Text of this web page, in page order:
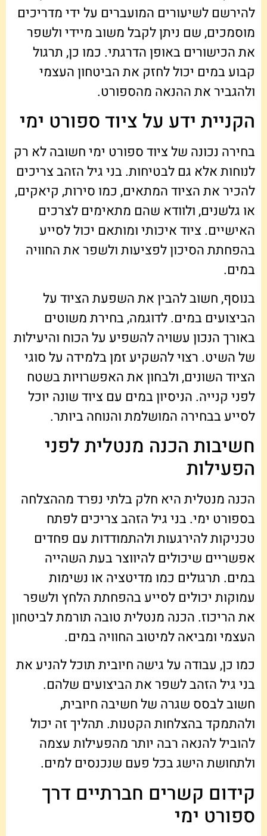
להירשם לשיעורים המועברים על ידי מדריכים
מוסמכים, שם ניתן לקבל משוב מיידי ולשפר
את הכישורים באופן הדרגתי. כמו כן, תרגול
קבוע במים יכול לחזק את הביטחון העצמי
ולהגביר את ההנאה מהספורט.
הקניית ידע על ציוד ספורט ימי
בחירה נכונה של ציוד ספורט ימי חשובה לא רק
לנוחות אלא גם לבטיחות. בני גיל הזהב צריכים
להכיר את הציוד המתאים, כמו סירות, קיאקים,
או גלשנים, ולוודא שהם מתאימים לצרכים
האישיים. ציוד איכותי ומותאם יכול לסייע
בהפחתת הסיכון לפציעות ולשפר את החוויה
במים.
בנוסף, חשוב להבין את השפעת הציוד על
הביצועים במים. לדוגמה, בחירת משוטים
באורך הנכון עשויה להשפיע על הכוח והיעילות
של השיט. רצוי להשקיע זמן בלמידה על סוגי
הציוד השונים, ולבחון את האפשרויות בשטח
לפני קנייה. הניסיון במים עם ציוד שונה יוכל
לסייע בבחירה המושלמת והנוחה ביותר.
חשיבות הכנה מנטלית לפני
הפעילות
הכנה מנטלית היא חלק בלתי נפרד מההצלחה
בספורט ימי. בני גיל הזהב צריכים לפתח
טכניקות להירגעות ולהתמודדות עם פחדים
אפשריים שיכולים להיווצר בעת השהייה
במים. תרגולים כמו מדיטציה או נשימות
עמוקות יכולים לסייע בהפחתת הלחץ ולשפר
את הריכוז. הכנה מנטלית טובה תורמת לביטחון
העצמי ומביאה למיטוב החוויה במים.
כמו כן, עבודה על גישה חיובית תוכל להניע את
בני גיל הזהב לשפר את הביצועים שלהם.
חשוב לבסס שגרה של חשיבה חיובית,
ולהתמקד בהצלחות הקטנות. תהליך זה יכול
להוביל להנאה רבה יותר מהפעילות עצמה
ולתחושת הישג בכל פעם שנכנסים למים.
קידום קשרים חברתיים דרך
ספורט ימי